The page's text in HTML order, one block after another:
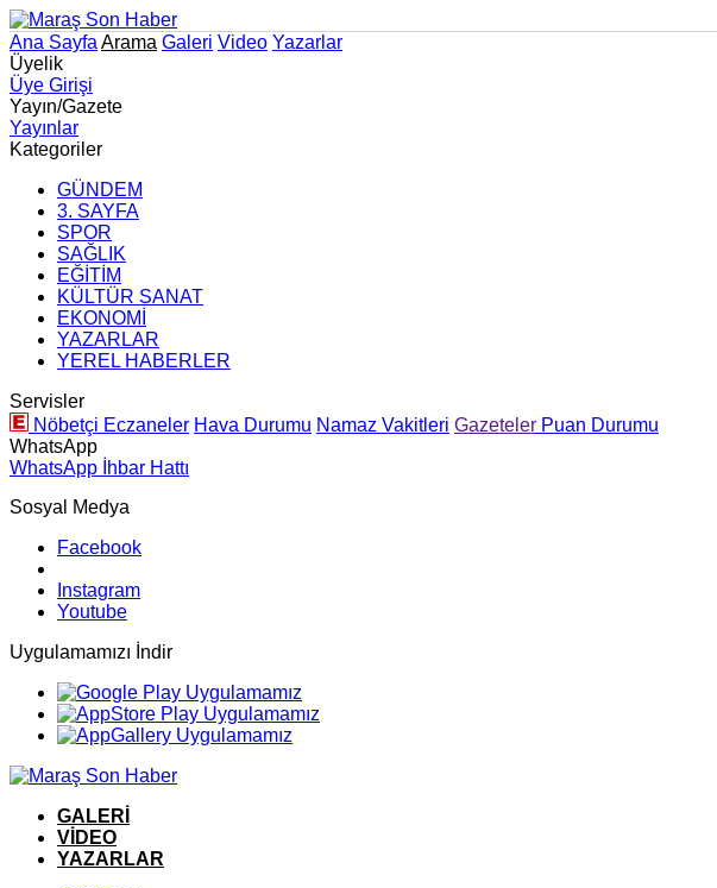
Ana Sayfa Arama Galeri Video Yazarlar
Üyelik
Üye Girişi
Yayın/Gazete
Yayınlar
Kategoriler
GÜNDEM
3. SAYFA
SPOR
SAĞLIK
EĞİTİM
KÜLTÜR SANAT
EKONOMİ
YAZARLAR
YEREL HABERLER
Servisler
Nöbetçi Eczaneler Hava Durumu Namaz Vakitleri Gazeteler Puan Durumu
WhatsApp
WhatsApp İhbar Hattı
Sosyal Medya
Facebook
Instagram
Youtube
Uygulamamızı İndir
GALERİ
VİDEO
YAZARLAR